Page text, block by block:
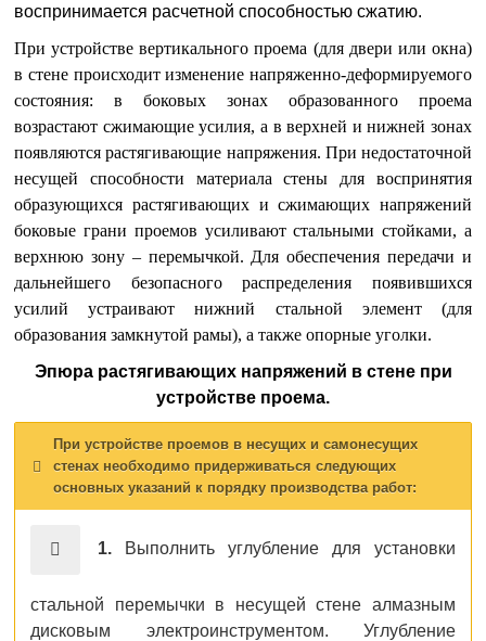
воспринимается расчетной способностью сжатию.
При устройстве вертикального проема (для двери или окна)
в стене происходит изменение напряженно-деформируемого
состояния: в боковых зонах образованного проема
возрастают сжимающие усилия, а в верхней и нижней зонах
появляются растягивающие напряжения. При недостаточной
несущей способности материала стены для воспринятия
образующихся растягивающих и сжимающих напряжений
боковые грани проемов усиливают стальными стойками, а
верхнюю зону – перемычкой. Для обеспечения передачи и
дальнейшего безопасного распределения появившихся
усилий устраивают нижний стальной элемент (для
образования замкнутой рамы), а также опорные уголки.
Эпюра растягивающих напряжений в стене при
устройстве проема.
При устройстве проемов в несущих и самонесущих
стенах необходимо придерживаться следующих
основных указаний к порядку производства работ:
1. Выполнить углубление для установки
стальной перемычки в несущей стене алмазным
дисковым электроинструментом. Углубление